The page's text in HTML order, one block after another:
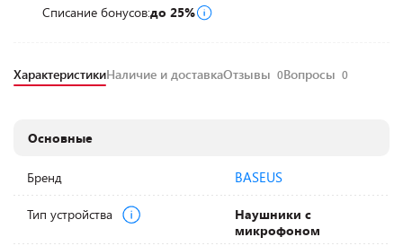
Списание бонусов:до 25%
ХарактеристикиНаличие и доставкаОтзывы 0Вопросы 0
Основные
Бренд BASEUS
Тип устройства
Наушники с
микрофоном